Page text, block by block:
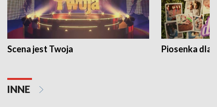
Scena jest Twoja Piosenka dla
INNE